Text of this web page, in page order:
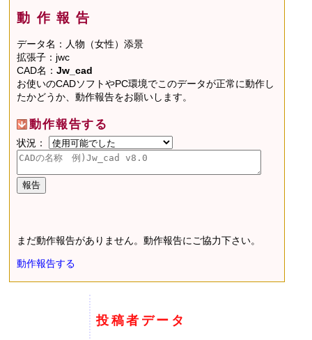
動作報告
データ名：人物（女性）添景
拡張子：jwc
CAD名：Jw_cad
お使いのCADソフトやPC環境でこのデータが正常に動作し
たかどうか、動作報告をお願いします。
動作報告する
状況：
まだ動作報告がありません。動作報告にご協力下さい。
動作報告する
投稿者データ